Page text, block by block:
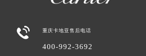
 重庆卡地亚售后电话
400-992-3692